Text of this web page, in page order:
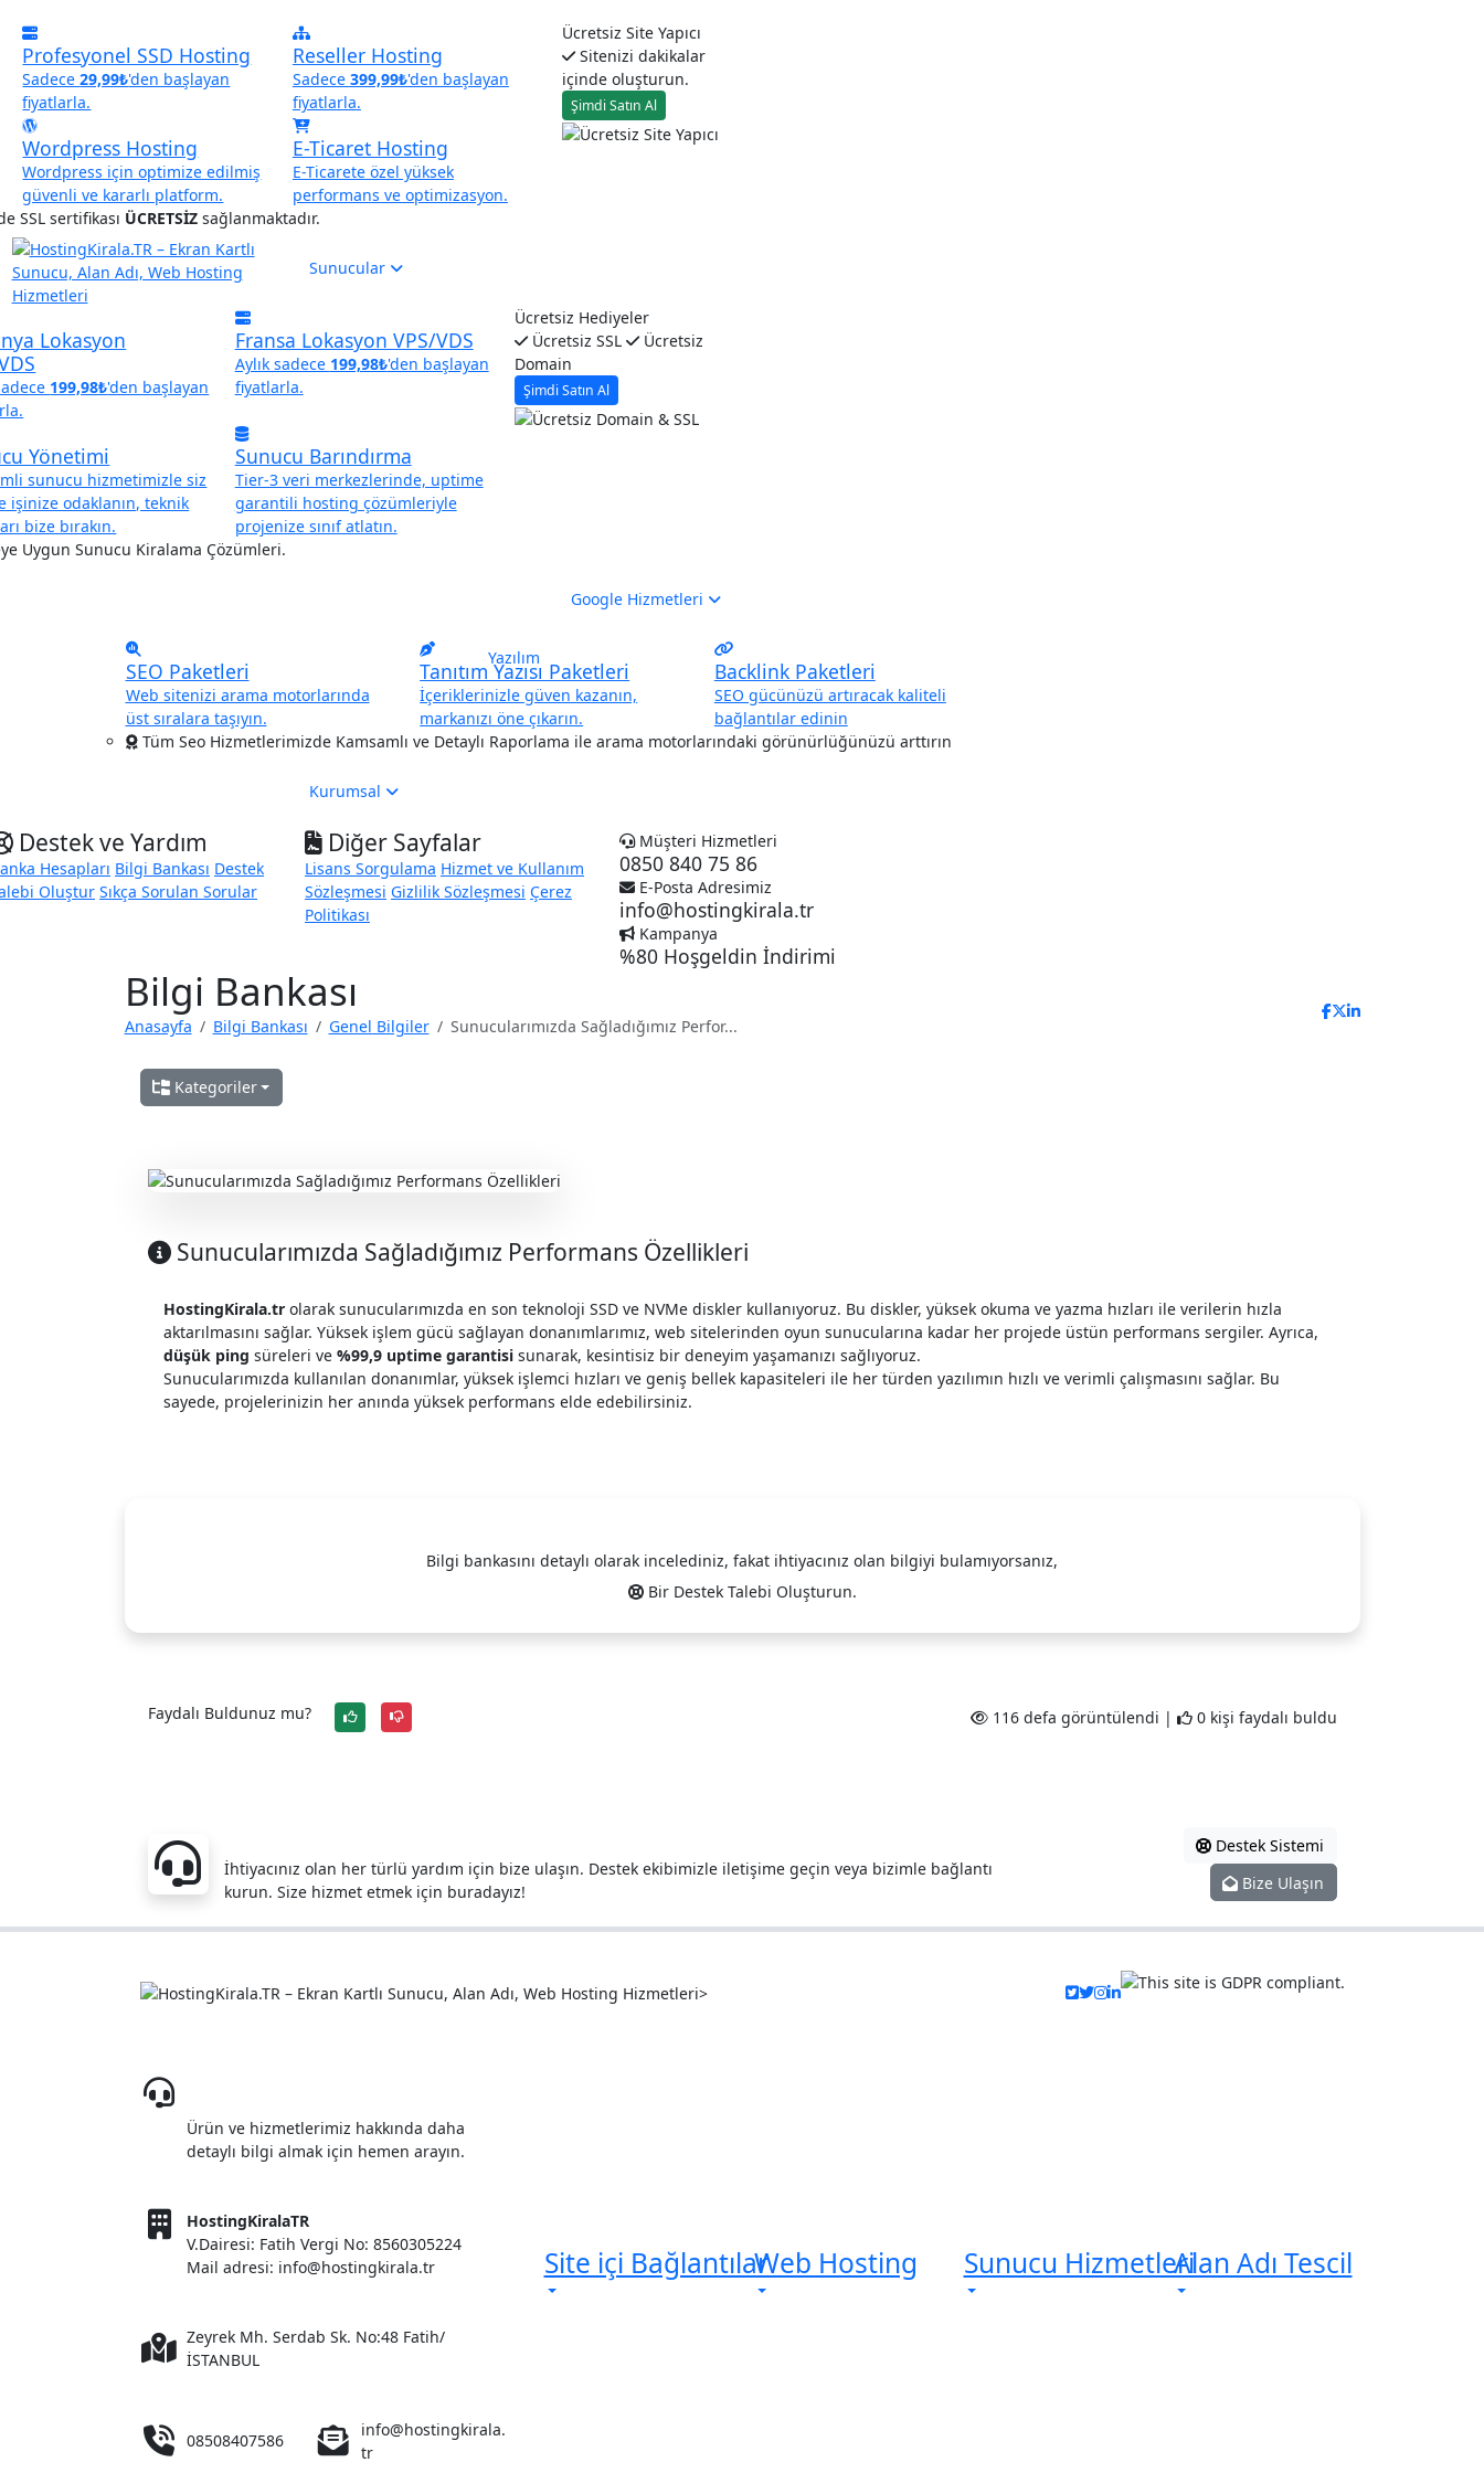
Profesyonel SSD Hosting
Sadece29,99₺'den başlayan
fiyatlarla.
Reseller Hosting
Sadece 399,99₺'den başlayan
fiyatlarla.
Wordpress Hosting
Wordpress için optimize edilmiş
güvenli ve kararlı platform.
E-Ticaret Hosting
E-Ticarete özel yüksek
performans ve optimizasyon.
Ücretsiz Site Yapıcı
Sitenizi dakikalar
içinde oluşturun.
Şimdi Satın Al
SSL sertifikası ÜCRETSİZ sağlanmaktadır.
Sunucular
Lokasyon
199,98₺'den başlayan
Fransa Lokasyon VPS/VDS
Aylık sadece 199,98₺'den başlayan
fiyatlarla.
Yönetimi
sunucu hizmetimizle siz
işinize odaklanın, teknik
bize bırakın.
Sunucu Barındırma
Tier-3 veri merkezlerinde, uptime
garantili hosting çözümleriyle
projenize sınıf atlatın.
Ücretsiz Hediyeler
Ücretsiz SSL
Ücretsiz
Domain
Şimdi Satın Al
Uygun Sunucu Kiralama Çözümleri.
Yazılım
Google Hizmetleri
SEO Paketleri
Web sitenizi arama motorlarında
üst sıralara taşıyın.
Tanıtım Yazısı Paketleri
İçeriklerinizle güven kazanın,
markanızı öne çıkarın.
Backlink Paketleri
SEO gücünüzü artıracak kaliteli
bağlantılar edinin
Tüm Seo Hizmetlerimizde Kamsamlı ve Detaylı Raporlama ile arama motorlarındaki görünürlüğünüzü arttırın
Kurumsal
Destek ve Yardım
Hesapları Bilgi Bankası Destek
Oluştur Sıkça Sorulan Sorular
Diğer Sayfalar
Lisans Sorgulama Hizmet ve Kullanım
Sözleşmesi Gizlilik Sözleşmesi Çerez
Politikası
Müşteri Hizmetleri
0850 840 75 86
E-Posta Adresimiz
info@hostingkirala.tr
Kampanya
%80 Hoşgeldin İndirimi
Bilgi Bankası
Anasayfa Bilgi Bankası Genel Bilgiler Sunucularımızda Sağladığımız Perfor...
Kategoriler
Sunucularımızda Sağladığımız Performans Özellikleri
HostingKirala.trolarak sunucularımızda en son teknoloji SSD ve NVMe diskler kullanıyoruz. Bu diskler, yüksek okuma ve yazma hızları ile verilerin hızla
aktarılmasını sağlar. Yüksek işlem gücü sağlayan donanımlarımız, web sitelerinden oyun sunucularına kadar her projede üstün performans sergiler. Ayrıca,
düşük ping süreleri ve %99,9 uptime garantisisunarak, kesintisiz bir deneyim yaşamanızı sağlıyoruz.
Sunucularımızda kullanılan donanımlar, yüksek işlemci hızları ve geniş bellek kapasiteleri ile her türden yazılımın hızlı ve verimli çalışmasını sağlar. Bu
sayede, projelerinizin her anında yüksek performans elde edebilirsiniz.
Bilgi bankasını detaylı olarak incelediniz, fakat ihtiyacınız olan bilgiyi bulamıyorsanız,
Bir Destek Talebi Oluşturun.
Faydalı Buldunuz mu? 116 defa görüntülendi | 0 kişi faydalı buldu
İhtiyacınız olan her türlü yardım için bize ulaşın. Destek ekibimizle iletişime geçin veya bizimle bağlantı
kurun. Size hizmet etmek için buradayız!
Destek Sistemi
Bize Ulaşın
Ürün ve hizmetlerimiz hakkında daha
detaylı bilgi almak için hemen arayın.
HostingKiralaTR
V.Dairesi: Fatih Vergi No: 8560305224
Mail adresi: info@hostingkirala.tr
Zeyrek Mh. Serdab Sk. No:48 Fatih/
İSTANBUL
08508407586
info@hostingkirala.
tr
Site içi BağlantılarWeb Hosting Sunucu HizmetleriAlan Adı Tescil